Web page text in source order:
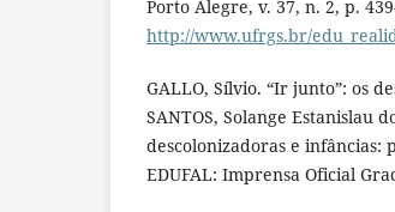
Porto Alegre, v. 37, n. 2, p.
http://www.ufrgs.br/
GALLO, Sílvio. “Ir junto”: os
SANTOS, Solange Estanislau
descolonizadoras e infâncias:
EDUFAL: Imprensa Oficial